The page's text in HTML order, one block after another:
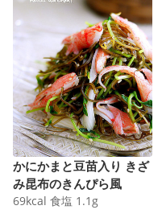
かにかまと豆苗入り きざ
み昆布のきんぴら風
69kcal 食塩 1.1 g